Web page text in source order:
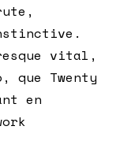
vital,
Twenty
en